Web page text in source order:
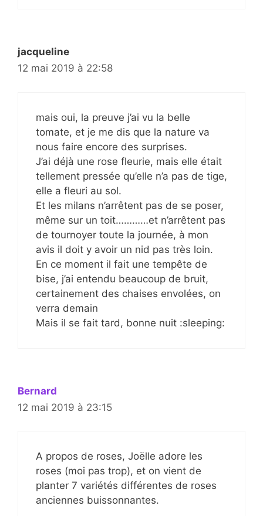
jacqueline
12 mai 2019 à 22:58
mais oui, la preuve j’ai vu la belle
tomate, et je me dis que la nature va
nous faire encore des surprises.
J’ai déjà une rose fleurie, mais elle était
tellement pressée qu’elle n’a pas de tige,
elle a fleuri au sol.
Et les milans n’arrêtent pas de se poser,
même sur un toit…………et n’arrêtent pas
de tournoyer toute la journée, à mon
avis il doit y avoir un nid pas très loin.
En ce moment il fait une tempête de
bise, j’ai entendu beaucoup de bruit,
certainement des chaises envolées, on
verra demain
Mais il se fait tard, bonne nuit :sleeping:
Bernard
12 mai 2019 à 23:15
A propos de roses, Joëlle adore les
roses (moi pas trop), et on vient de
planter 7 variétés différentes de roses
anciennes buissonnantes.